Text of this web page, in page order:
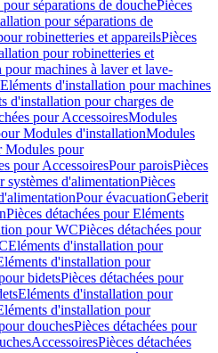
séparations de douchePièces
pour séparations de
robinetteries et appareilsPièces
pour robinetteries et
machines à laver et lave-
d'installation pour machines
d'installation pour charges de
pour AccessoiresModules
Modules d'installationModules
Modules pour
pour AccessoiresPour paroisPièces
systèmes d'alimentationPièces
Pour évacuationGeberit
Pièces détachées pour Eléments
pour WCPièces détachées pour
Eléments d'installation pour
d'installation pour
bidetsPièces détachées pour
Eléments d'installation pour
d'installation pour
douchesPièces détachées pour
AccessoiresPièces détachées